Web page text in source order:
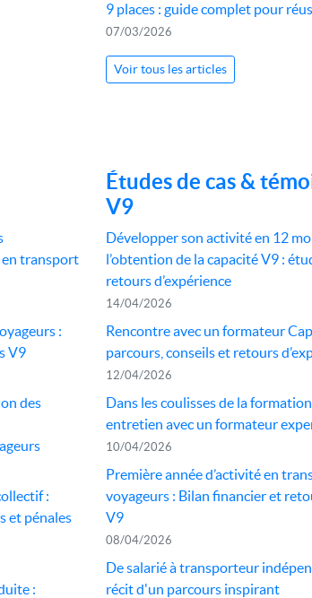
9 places : guide complet pour
07/03/2026
Voir tous les articles
transport
:
V9
des
:
et pénales
:
Études de cas &
V9
Développer son activité en 12
l’obtention de la capacité V9 :
retours d’expérience
14/04/2026
Rencontre avec un formateur
parcours, conseils et retours
12/04/2026
Dans les coulisses de la
entretien avec un formateur
10/04/2026
Première année d’activité en
voyageurs : Bilan financier et
V9
08/04/2026
De salarié à transporteur
récit d'un parcours inspirant